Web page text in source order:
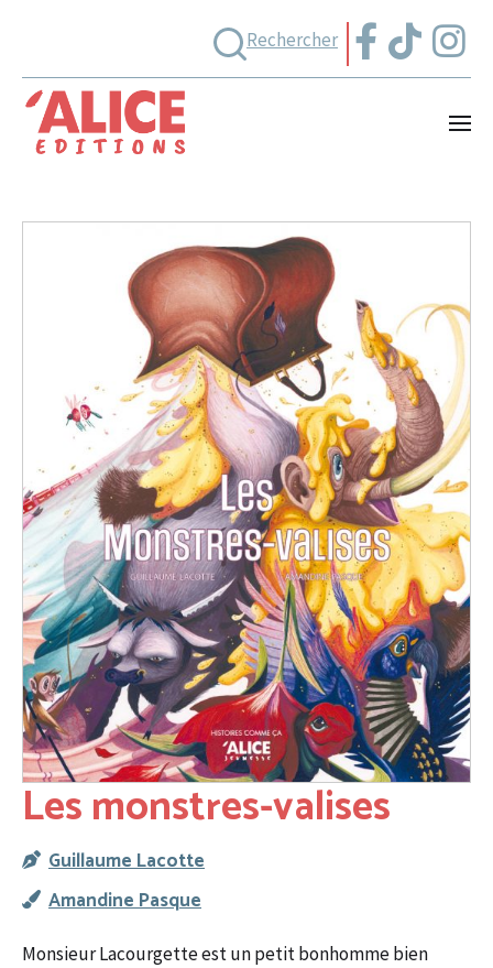
Rechercher
Les monstres-valises
Guillaume Lacotte
Amandine Pasque
Monsieur Lacourgette est un petit bonhomme bien